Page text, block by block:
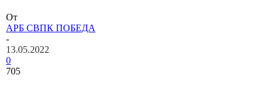
От
АРБ СВПК ПОБЕДА
-
13.05.2022
0
705